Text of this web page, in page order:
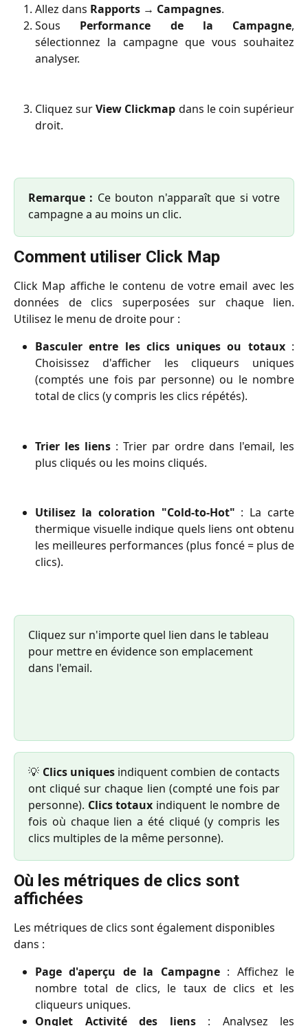
Allez dans Rapports → Campagnes.
Sous Performance de la Campagne,
sélectionnez la campagne que vous souhaitez
analyser.
Cliquez surView Clickmap dans le coin supérieur
droit.
Remarque : Ce bouton n'apparaît que si votre
campagne a au moins un clic.
Comment utiliser Click Map
Click Map affiche le contenu de votre email avec les
données de clics superposées sur chaque lien.
Utilisez le menu de droite pour :
Basculer entre les clics uniques ou totaux:
Choisissez d'afficher les cliqueurs uniques
(comptés une fois par personne) ou le nombre
total de clics (y compris les clics répétés).
Trier les liens : Trier par ordre dans l'email, les
plus cliqués ou les moins cliqués.
Utilisez la coloration "Cold-to-Hot" : La carte
thermique visuelle indique quels liens ont obtenu
les meilleures performances (plus foncé = plus de
clics).
Cliquez sur n'importe quel lien dans le tableau
pour mettre en évidence son emplacement
dans l'email.
💡 Clics uniquesindiquent combien de contacts
ont cliqué sur chaque lien (compté une fois par
personne). Clics totaux indiquent le nombre de
fois où chaque lien a été cliqué (y compris les
clics multiples de la même personne).
Où les métriques de clics sont
affichées
Les métriques de clics sont également disponibles
dans :
Page d'aperçu de la Campagne: Affichez le
nombre total de clics, le taux de clics et les
cliqueurs uniques.
Onglet Activité des liens: Analysez les